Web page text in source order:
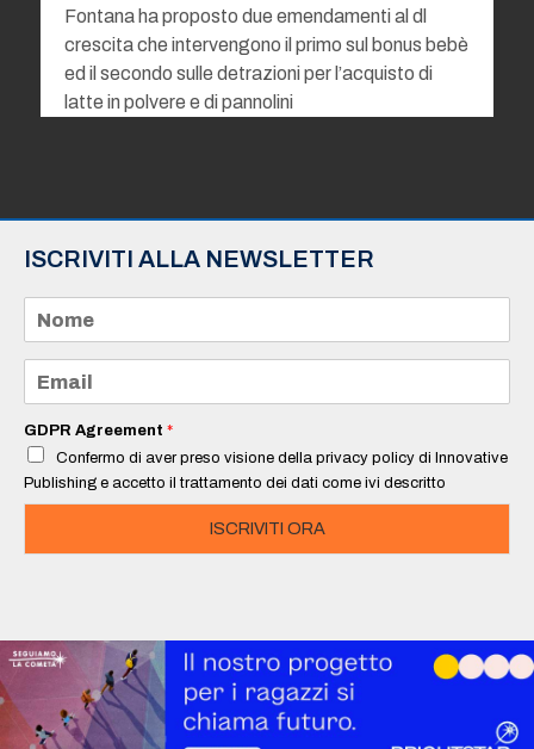
Fontana ha proposto due emendamenti al dl
crescita che intervengono il primo sul bonus bebè
ed il secondo sulle detrazioni per l’acquisto di
latte in polvere e di pannolini
ISCRIVITI ALLA NEWSLETTER
m
e
a
i
*
GDPR Agreement *
Confermo di aver preso visione della privacy policy di Innovative
Publishing e accetto il trattamento dei dati come ivi descritto
ISCRIVITI ORA